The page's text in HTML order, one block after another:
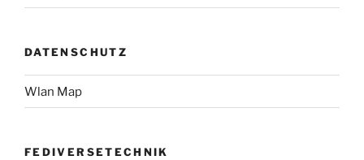
DATENSCHUTZ
Wlan Map
FEDIVERSETECHNIK